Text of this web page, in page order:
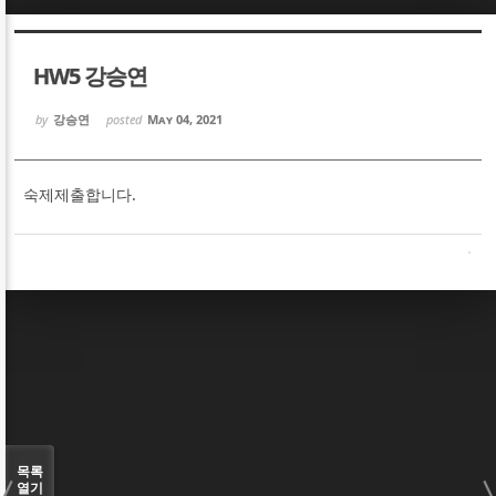
HW5 강승연
by 강승연 posted May 04, 2021
숙제제출합니다.
목록
열기
Sketchbook5, 스케치북5
Sketchbook5, 스케치북5
Sketchbook5, 스케치북5
Sketchbook5, 스케치북5